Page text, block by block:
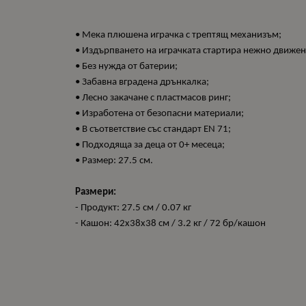
• Мека плюшена играчка с трептящ механизъм;
• Издърпването на играчката стартира нежно
• Без нужда от батерии;
• Забавна вградена дрънкалка;
• Лесно закачане с пластмасов ринг;
• Изработена от безопасни материали;
• В съответствие със стандарт EN 71;
• Подходяща за деца от 0+ месеца;
• Размер: 27.5 см.
Размери:
- Продукт: 27.5 см / 0.07 кг
- Кашон: 42x38x38 см / 3.2 кг / 72 бр/кашон